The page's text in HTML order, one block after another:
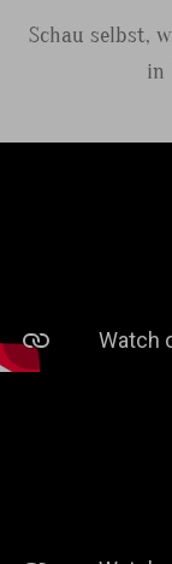
Schau selbst,
in